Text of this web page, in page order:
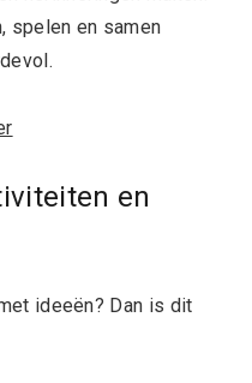
spelen en samen
en
ideeën? Dan is dit